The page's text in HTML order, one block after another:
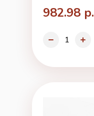
982.98 р.